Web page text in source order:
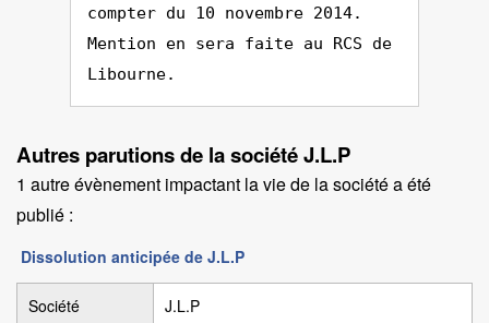
compter du 10 novembre 2014.
Mention en sera faite au RCS de
Libourne.
Autres parutions de la société J.L.P
1 autre évènement impactant la vie de la société a été
publié :
Dissolution anticipée de J.L.P
Société J.L.P